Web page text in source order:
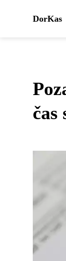
DorKas
čas